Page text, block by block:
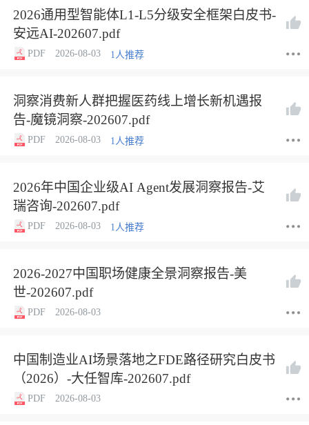
2026通用型智能体L1-L5分级安全框架白皮书-
安远AI-202607.pdf
PDF 2026-08-03 1人推荐
洞察消费新人群把握医药线上增长新机遇报
告-魔镜洞察-202607.pdf
PDF 2026-08-03 1人推荐
2026年中国企业级AI Agent发展洞察报告-艾
瑞咨询-202607.pdf
PDF 2026-08-03 1人推荐
2026-2027中国职场健康全景洞察报告-美
世-202607.pdf
PDF 2026-08-03
中国制造业AI场景落地之FDE路径研究白皮书
（2026）-大任智库-202607.pdf
PDF 2026-08-03